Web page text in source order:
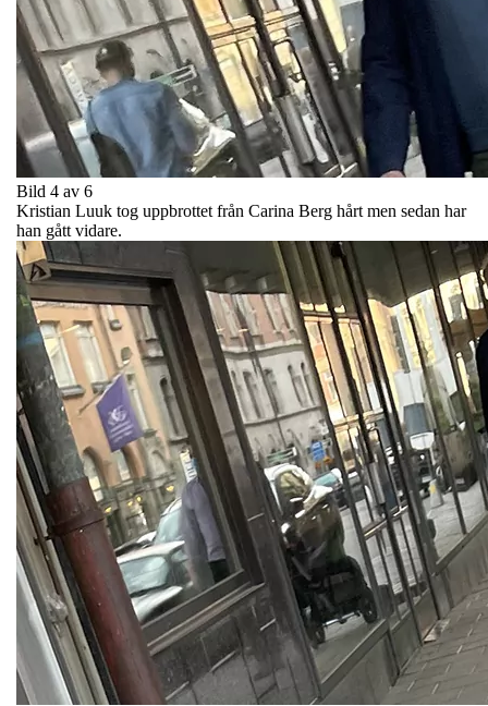
Bild 4 av 6
Kristian Luuk tog uppbrottet från Carina Berg hårt men sedan har
han gått vidare.